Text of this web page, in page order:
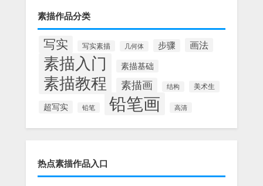
素描作品分类
写实 写实素描 几何体 步骤 画法
素描入门 素描基础
素描教程 素描画 结构 美术生
超写实 铅笔 铅笔画 高清
热点素描作品入口